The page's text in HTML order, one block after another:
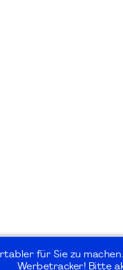
für Sie zu
Werbetracker! Bitte